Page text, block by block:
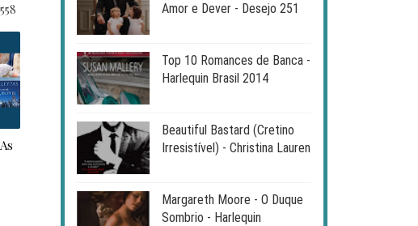
Amor e Dever - Desejo 251
Top 10 Romances de Banca -
Harlequin Brasil 2014
Beautiful Bastard (Cretino
Irresistível) - Christina Lauren
Margareth Moore - O Duque
Sombrio - Harlequin